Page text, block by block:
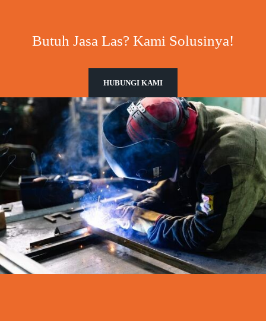
Butuh Jasa Las? Kami Solusinya!
HUBUNGI KAMI